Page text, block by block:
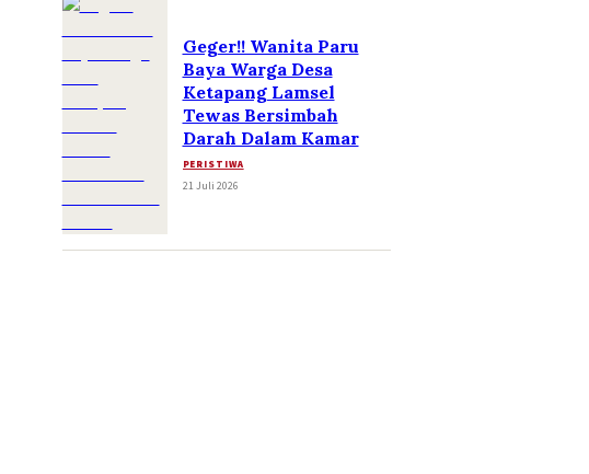
Geger!! Wanita Paru
Baya Warga Desa
Ketapang Lamsel
Tewas Bersimbah
Darah Dalam Kamar
PERISTIWA
21 Juli 2026